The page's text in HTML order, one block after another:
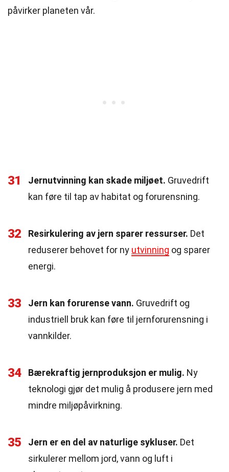
påvirker planeten vår.
31 Jernutvinning kan skade miljøet. Gruvedrift
kan føre til tap av habitat og forurensning.
32 Resirkulering av jern sparer ressurser. Det
reduserer behovet for ny utvinning og sparer
energi.
33 Jern kan forurense vann. Gruvedrift og
industriell bruk kan føre til jernforurensning i
vannkilder.
34 Bærekraftig jernproduksjon er mulig. Ny
teknologi gjør det mulig å produsere jern med
mindre miljøpåvirkning.
35 Jern er en del av naturlige sykluser. Det
sirkulerer mellom jord, vann og luft i